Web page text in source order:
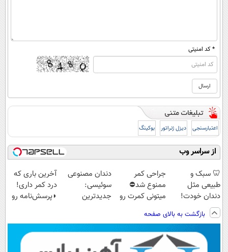
* کد امنیتی
اعتبارسنجی دیزل ژنراتور بوکینگ
از سراسر وب
🦷 سبک و
طبیعی مثل
دندان خودت!
نصب آسان و
پرداخت اقساطی
💳 📍 تهران
جراحی کمر
ممنوع شد⛔
میتونی کمرت رو
کنی! 👈🏻
پرسش‌نامه
دندان مصنوعی
سوئیسی:
جدیدترین
پرداخت قسطی
آخرین باری که
درد کمر داری!
◗پرسش‌نامه رو
بازگشت به بالای صفحه